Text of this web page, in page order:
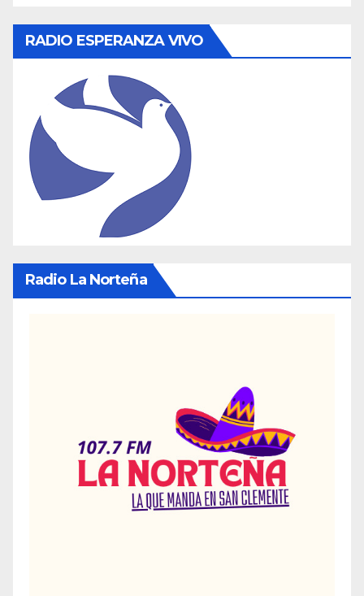
RADIO ESPERANZA VIVO
Radio La Norteña